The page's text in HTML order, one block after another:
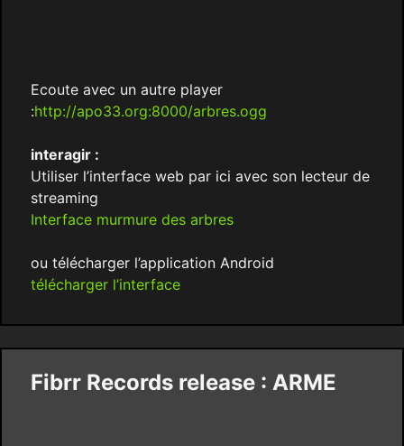
Ecoute avec un autre player
:http://apo33.org:8000/arbres.ogg
interagir :
Utiliser l’interface web par ici avec son lecteur de
streaming
Interface murmure des arbres
ou télécharger l’application Android
télécharger l’interface
Fibrr Records release : ARME